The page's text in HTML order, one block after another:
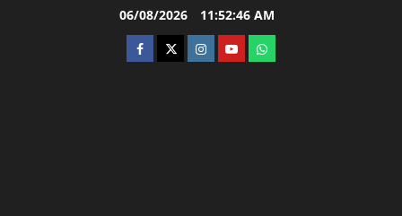
06/08/2026 11:52:47 AM
facebooktwitterinstagram.com
youtubewhatsapp